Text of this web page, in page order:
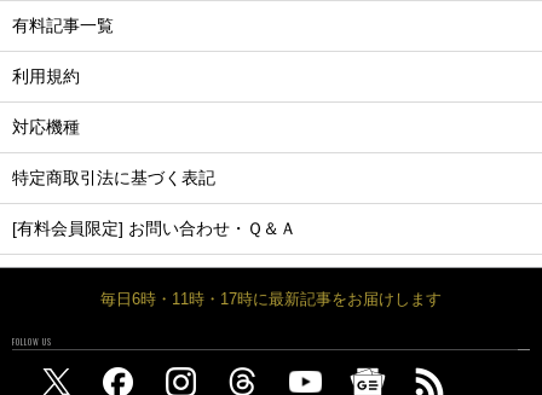
有料記事一覧
利用規約
対応機種
特定商取引法に基づく表記
[有料会員限定] お問い合わせ・Ｑ＆Ａ
毎日6時・11時・17時に最新記事をお届けします
FOLLOW US